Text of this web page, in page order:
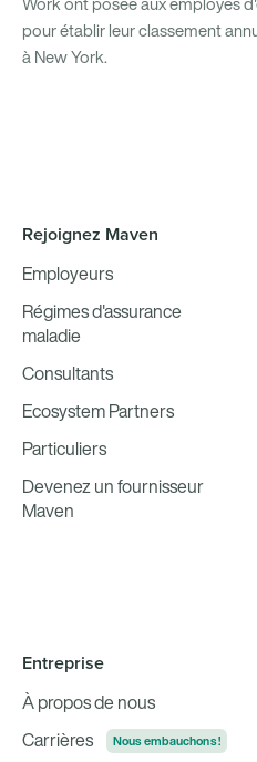
Work ont posée aux employés
pour établir leur classement
à New York.
Rejoignez Maven
Employeurs
Régimes d'assurance
maladie
Consultants
Ecosystem Partners
Particuliers
Devenez un fournisseur
Maven
Entreprise
À propos de nous
Carrières
Nous embauchons !